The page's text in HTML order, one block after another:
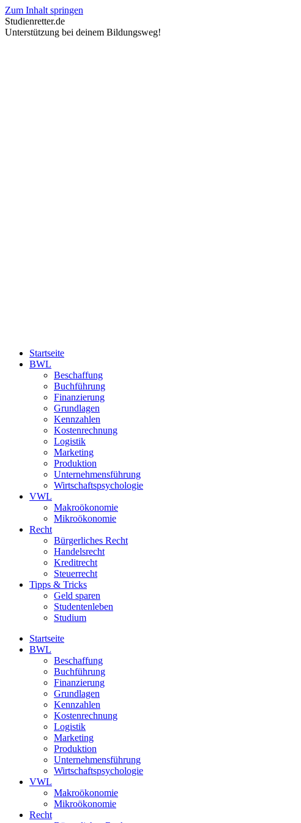
Zum Inhalt springen
Studienretter.de
Unterstützung bei deinem Bildungsweg!
Startseite
BWL
Beschaffung
Buchführung
Finanzierung
Grundlagen
Kennzahlen
Kostenrechnung
Logistik
Marketing
Produktion
Unternehmensführung
Wirtschaftspsychologie
VWL
Makroökonomie
Mikroökonomie
Recht
Bürgerliches Recht
Handelsrecht
Kreditrecht
Steuerrecht
Tipps & Tricks
Geld sparen
Studentenleben
Studium
Startseite
BWL
Beschaffung
Buchführung
Finanzierung
Grundlagen
Kennzahlen
Kostenrechnung
Logistik
Marketing
Produktion
Unternehmensführung
Wirtschaftspsychologie
VWL
Makroökonomie
Mikroökonomie
Recht